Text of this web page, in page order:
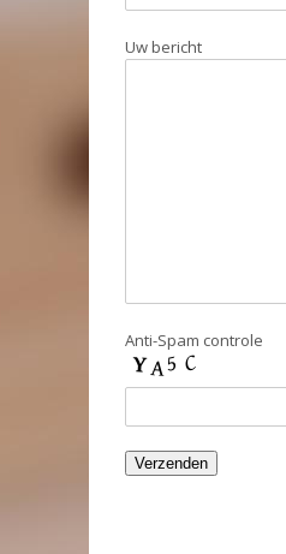
Uw bericht
Anti-Spam controle